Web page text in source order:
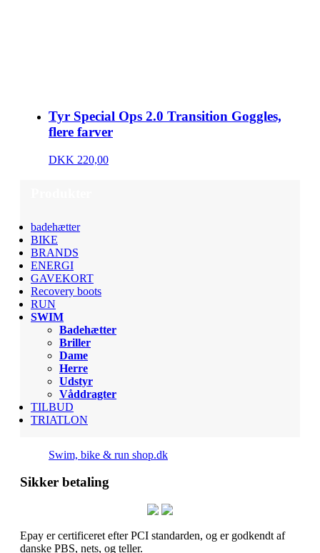
Tyr Special Ops 2.0 Transition Goggles,
flere farver
DKK 220,00
badehætter
BIKE
BRANDS
ENERGI
GAVEKORT
Recovery boots
RUN
SWIM
Badehætter
Briller
Dame
Herre
Udstyr
Våddragter
TILBUD
TRIATLON
Swim, bike & run shop.dk
Sikker betaling
Epay er certificeret efter PCI standarden, og er godkendt af
danske PBS, nets, og teller.